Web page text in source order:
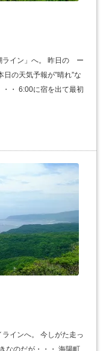
ライン」へ。 昨日の ー
の天気予報が”晴れ”な
・ 6:00に宿を出て最初
インへ。 今しがた走っ
のだが・・・ 海陽町